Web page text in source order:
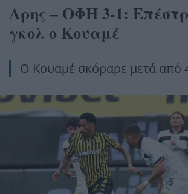
Αρης – ΟΦΗ 3-1:
γκολ ο Κουαμέ
Ο Κουαμέ σκόραρε μετά από